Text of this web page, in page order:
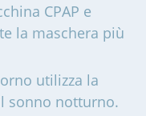
CPAP e
la maschera più
utilizza la
sonno notturno.